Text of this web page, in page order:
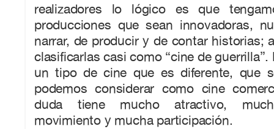
realizadores lo lógico es que
producciones que sean innovadoras,
narrar, de producir y de contar historias;
clasificarlas casi como “cine de
un tipo de cine que es diferente, que
podemos considerar como cine
duda tiene mucho atractivo,
movimiento y mucha participación.